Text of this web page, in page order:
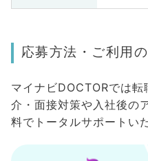
応募方法・ご利用
マイナビDOCTORでは
介・面接対策や入社後の
料でトータルサポートい